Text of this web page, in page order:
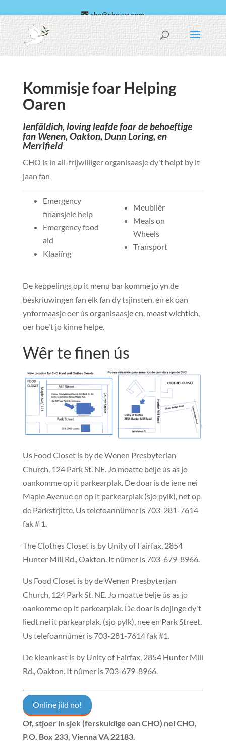
cho@cho-va.com
arabic
español
Kommisje foar Helping
Oaren
Ienfâldich, loving leafde foar de behoeftige
fan Wenen, Oakton, Dunn Loring, en
Merrifield
CHO is in all-frijwilliger organisaasje dy't helpt by it
jaan fan
Emergency
finansjele help
Emergency food
aid
Klaaiïng
Meubilêr
Meals on
Wheels
Transport
De keppelings op it menu bar komme jo yn de
beskriuwingen fan elk fan dy tsjinsten, en ek oan
ynformaasje oer ús organisaasje en, meast wichtich,
oer hoe't jo kinne helpe.
Wêr te finen ús
Us Food Closet is by de Wenen Presbyterian
Church, 124 Park St. NE. Jo moatte belje ús as jo
oankomme op it parkearplak. De doar is de iene nei
Maple Avenue en op it parkearplak (sjo pylk), netop
de Parkstrjitte. Us telefoannûmer is 703-281-7614
fak # 1.
The Clothes Closet is by Unity of Fairfax, 2854
Hunter Mill Rd., Oakton. It nûmer is 703-679-8966.
Us Food Closet is by de Wenen Presbyterian
Church, 124 Park St. NE. Jo moatte belje ús as jo
oankomme op it parkearplak. De doar is dejinge dy't
liedt nei it parkearplak. (sjo pylk), nee en Park Street.
Us telefoannûmer is 703-281-7614 fak #1.
De kleankast is by Unity of Fairfax, 2854 Hunter Mill
Rd., Oakton. It nûmer is 703-679-8966.
Online jild no!
Of, stjoer in sjek (ferskuldige oan CHO) neiCHO,
P.O. Box 233, Vienna VA 22183.